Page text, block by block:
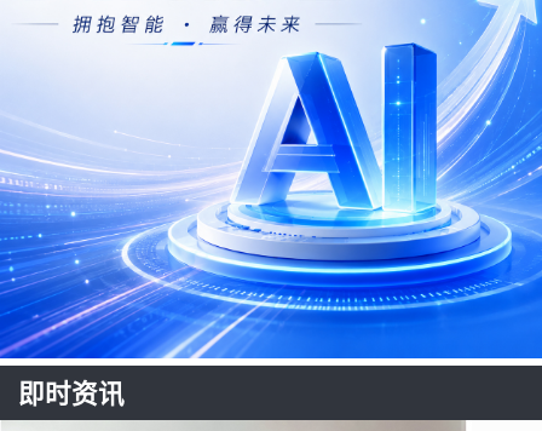
即时资讯